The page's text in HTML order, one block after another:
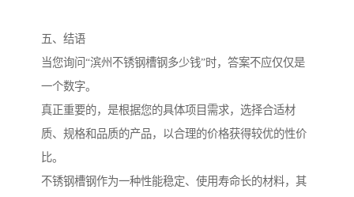
五、结语
当您询问“滨州不锈钢槽钢多少钱”时，答案不应仅仅是
一个数字。
真正重要的，是根据您的具体项目需求，选择合适材
质、规格和品质的产品，以合理的价格获得较优的性价
比。
不锈钢槽钢作为一种性能稳定、使用寿命长的材料，其